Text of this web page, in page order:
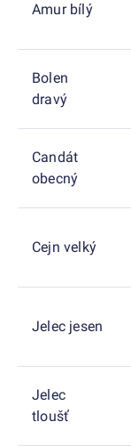
Amur bílý
Bolen
dravý
Candát
obecný
Cejn velký
Jelec jesen
Jelec
tloušť